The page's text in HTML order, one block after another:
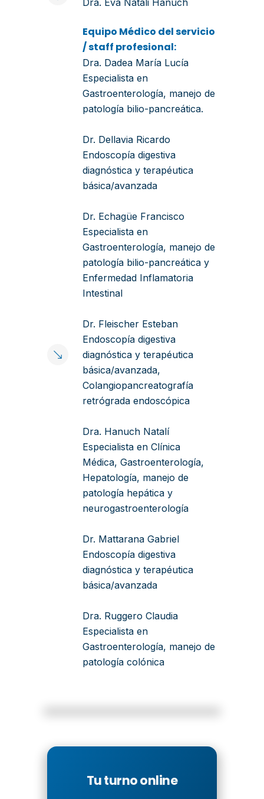
Dra. Eva Natali Hanuch
Equipo Médico del servicio
/ staff profesional:
Dra. Dadea María Lucía
Especialista en
Gastroenterología, manejo de
patología bilio-pancreática.
Dr. Dellavia Ricardo
Endoscopía digestiva
diagnóstica y terapéutica
básica/avanzada
Dr. Echagüe Francisco
Especialista en
Gastroenterología, manejo de
patología bilio-pancreática y
Enfermedad Inflamatoria
Intestinal
Dr. Fleischer Esteban
Endoscopía digestiva
diagnóstica y terapéutica
básica/avanzada,
Colangiopancreatografía
retrógrada endoscópica
Dra. Hanuch Natalí
Especialista en Clínica
Médica, Gastroenterología,
Hepatología, manejo de
patología hepática y
neurogastroenterología
Dr. Mattarana Gabriel
Endoscopía digestiva
diagnóstica y terapéutica
básica/avanzada
Dra. Ruggero Claudia
Especialista en
Gastroenterología, manejo de
patología colónica
Tu turno online